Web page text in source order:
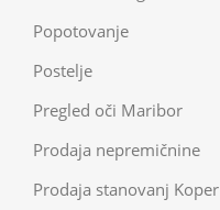
Popotovanje
Postelje
Pregled oči Maribor
Prodaja nepremičnine
Prodaja stanovanj Koper